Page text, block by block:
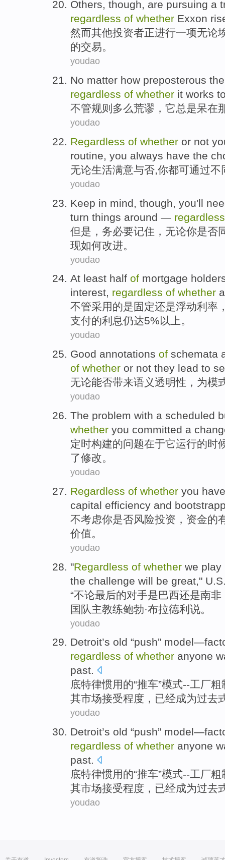
Others, though, are pursuing a
regardless of whether Exxon
然而其他投资者正进行一项无论
的交易。
youdao
No matter how preposterous
regardless of whether it works
不管规则 多么荒谬 ， 它总是呆在
youdao
Regardless of whether or not
routine, you always have the
无论生活满意与否,你都可通过不
youdao
Keep in mind, though you'll
turn things around — regardless
但是 ， 务必要记住， 无论你是否
现如何改进。
youdao
At least half of mortgage
interest, regardless of whether
不管采用的是固定还是浮动利率
支付的利息仍达5%以上。
youdao
Good annotations of schemata
of whether or not they lead to
无论能否带来语义透明性 ， 为模
youdao
The problem with a scheduled
whether you committed a
定时构建的问题在于它运行的时
了修改。
youdao
Regardless of whether you
capital efficiency and
不考虑你是否风险投资， 资金的
价值。
youdao
"Regardless of whether we play
the challenge will be great ,"
“不论最后的对手是巴西还是南非
国队 主教练鲍勃·布拉德利说。
youdao
Detroit’s old “push” model—
regardless of whether anyone
past.
底特律惯用的“推车”模式--工厂粗
其市场接受程度，已经成为过去
youdao
Detroit’s old “push” model—
regardless of whether anyone
past.
底特律惯用的“推车”模式--工厂粗
其市场接受程度，已经成为过去
youdao